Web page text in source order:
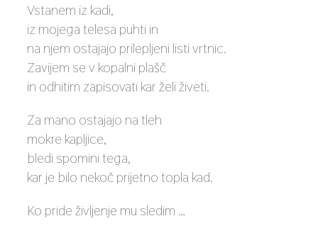
Vstanem iz kadi,
iz mojega telesa puhti in
na njem ostajajo prilepljeni listi vrtnic.
Zavijem se v kopalni plašč
in odhitim zapisovati kar želi živeti.
Za mano ostajajo na tleh
mokre kapljice,
bledi spomini tega,
kar je bilo nekoč prijetno topla kad.
Ko pride življenje mu sledim …